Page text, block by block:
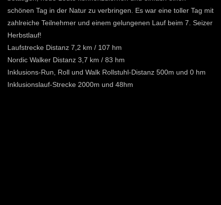
schönen Tag in der Natur zu verbringen. Es war eine toller Tag mit
zahlreiche Teilnehmer und einem gelungenen Lauf beim 7. Seizer
Herbstlauf!
Laufstrecke Distanz 7,2 km / 107 hm
Nordic Walker Distanz 3,7 km / 83 hm
Inklusions-Run, Roll und Walk Rollstuhl-Distanz 500m und 0 hm
Inklusionslauf-Strecke 2000m und 48hm